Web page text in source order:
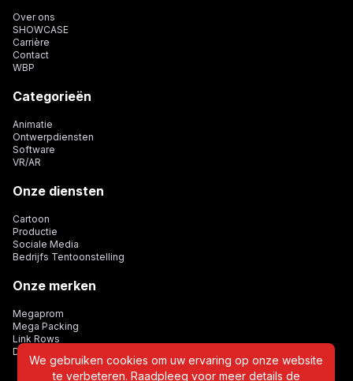
Over ons
SHOWCASE
Carrière
Contact
WBP
Categorieën
Animatie
Ontwerpdiensten
Software
VR/AR
Onze diensten
Cartoon
Productie
Sociale Media
Bedrijfs Tentoonstelling
Onze merken
Megaprom
Mega Packing
Link Rows
Dijital Card
We gebruiken cookies om uw ervaring op onze website
te verbeteren. Raadpleeg voor meer details de